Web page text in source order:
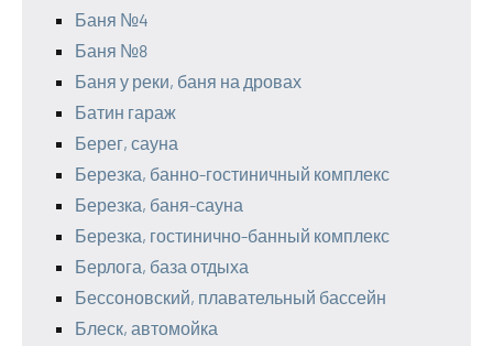
Баня №4
Баня №8
Баня у реки, баня на дровах
Батин гараж
Берег, сауна
Березка, банно-гостиничный комплекс
Березка, баня-сауна
Березка, гостинично-банный комплекс
Берлога, база отдыха
Бессоновский, плавательный бассейн
Блеск, автомойка